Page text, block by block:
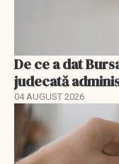
De ce a dat
judecată
04 AUGUST 2026